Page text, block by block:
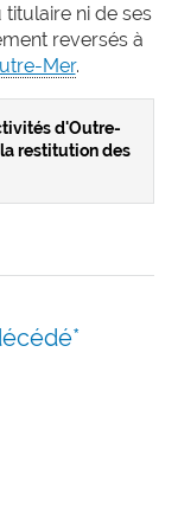
titulaire ni de ses
reversés à
Mer.
d'Outre-
restitution des